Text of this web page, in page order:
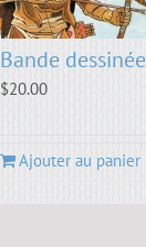
Bande dessinée
$20.00
Ajouter au panier